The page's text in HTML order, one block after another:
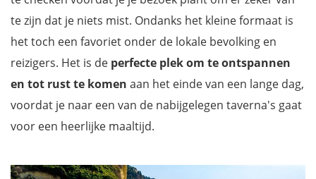
te zijn dat je niets mist. Ondanks het kleine formaat is
het toch een favoriet onder de lokale bevolking en
reizigers. Het is de perfecte plek om te ontspannen
en tot rust te komen aan het einde van een lange dag,
voordat je naar een van de nabijgelegen taverna's gaat
voor een heerlijke maaltijd.